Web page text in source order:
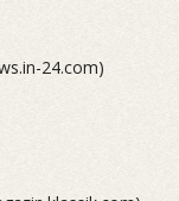
24.com)